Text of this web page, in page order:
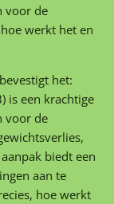
voor de
werkt het en
het:
is een krachtige
voor de
biedt een
aan te
hoe werkt